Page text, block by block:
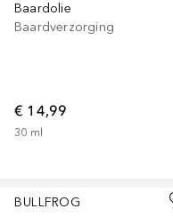
Baardolie
Baardverzorging
€ 14,99
30 ml
BULLFROG